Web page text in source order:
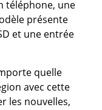
téléphone, une
présente
et une entrée
quelle
avec cette
les nouvelles,